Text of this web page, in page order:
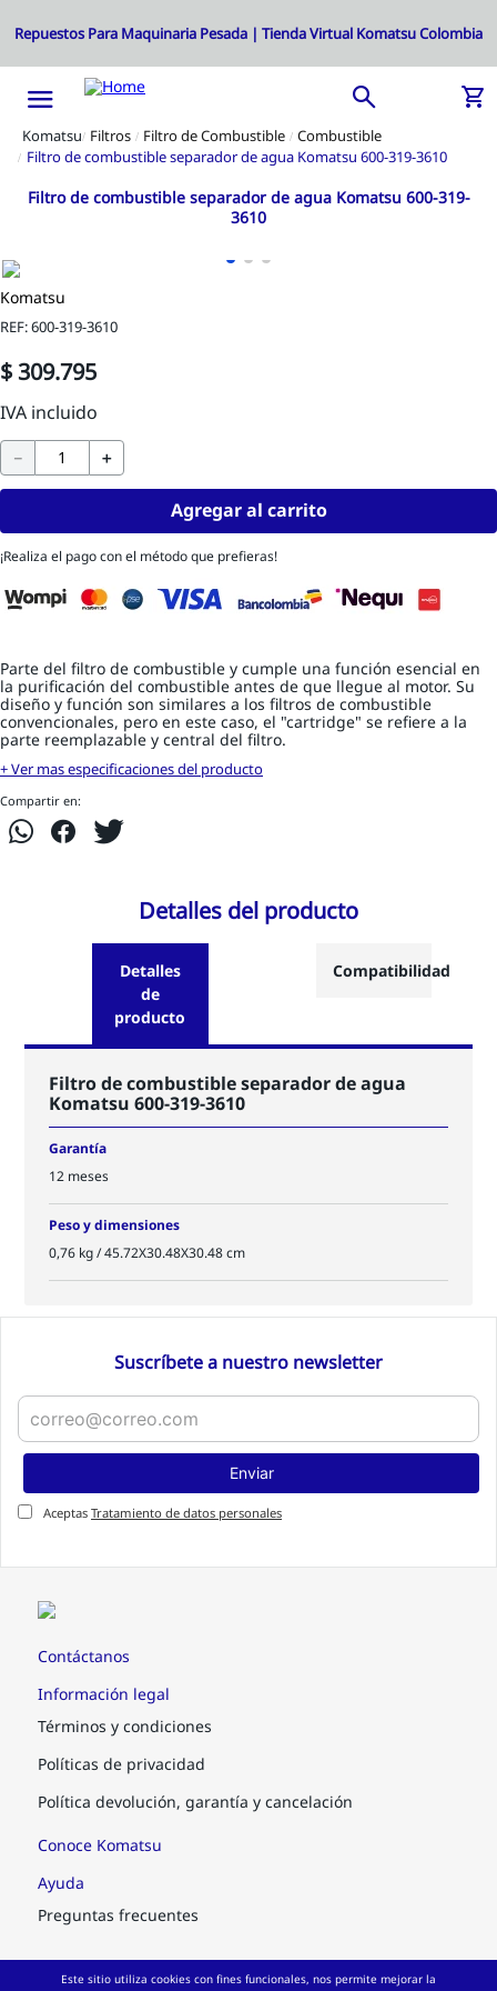
Filtros Filtro de Combustible
Combustible
Filtro de combustible separador de agua Komatsu 600-319-3610
Filtro de combustible separador de agua Komatsu 600-319-
3610
Komatsu
REF:600-319-3610
$ 309.795
＋
－
Agregar al carrito
¡Realiza el pago con el método que prefieras!
Parte del filtro de combustible y cumple una función esencial en
la purificación del combustible antes de que llegue al motor. Su
diseño y función son similares a los filtros de combustible
convencionales, pero en este caso, el "cartridge" se refiere a la
parte reemplazable y central del filtro.
+ Ver mas especificaciones del producto
Compartir en:
Detalles del producto
Detalles
de
producto
Compatibilidad
Filtro de combustible separador de agua
Komatsu 600-319-3610
Garantía
12 meses
Peso y dimensiones
0,76 kg / 45.72X30.48X30.48 cm
Suscríbete a nuestro newsletter
Enviar
Aceptas Tratamiento de datos personales
Contáctanos
Información legal
Términos y condiciones
Políticas de privacidad
Política devolución, garantía y cancelación
Conoce Komatsu
Ayuda
Preguntas frecuentes
Este sitio utiliza cookies con fines funcionales, nos permite mejorar la